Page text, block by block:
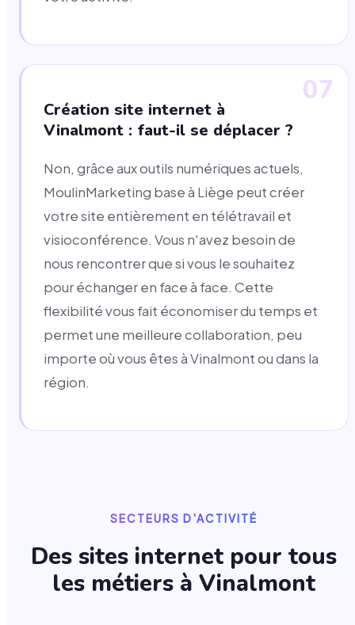
07
Création site internet à
Vinalmont : faut-il se déplacer ?
Non, grâce aux outils numériques actuels,
MoulinMarketing base à Liège peut créer
votre site entièrement en télétravail et
visioconférence. Vous n'avez besoin de
nous rencontrer que si vous le souhaitez
pour échanger en face à face. Cette
flexibilité vous fait économiser du temps et
permet une meilleure collaboration, peu
importe où vous êtes à Vinalmont ou dans la
région.
SECTEURS D'ACTIVITÉ
Des sites internet pour tous
les métiers à Vinalmont